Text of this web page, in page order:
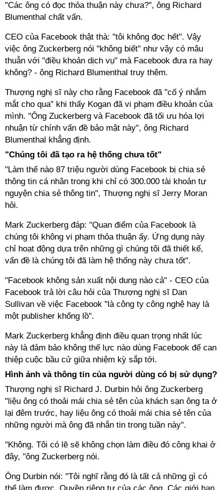
"Các ông có đọc thỏa thuận này chưa?", ông Richard
Blumenthal chất vấn.
CEO của Facebook thật thà: "tôi không đọc hết". Vậy
việc ông Zuckerberg nói "không biết" như vậy có mâu
thuẫn với "điều khoản dịch vụ" mà Facebook đưa ra hay
không? - ông Richard Blumenthal truy thêm.
Thượng nghị sĩ này cho rằng Facebook đã "cố ý nhắm
mắt cho qua" khi thấy Kogan đã vi phạm điều khoản của
mình. "Ông Zuckerberg và Facebook đã tối ưu hóa lợi
nhuận từ chính vấn đề bảo mật này", ông Richard
Blumenthal khẳng định.
"Chúng tôi đã tạo ra hệ thống chưa tốt"
"Làm thế nào 87 triệu người dùng Facebook bị chia sẻ
thông tin cá nhân trong khi chỉ có 300.000 tài khoản tự
nguyện chia sẻ thông tin", Thượng nghị sĩ Jerry Moran
hỏi.
Mark Zuckerberg đáp: "Quan điểm của Facebook là
chúng tôi không vi phạm thỏa thuận ấy. Ứng dụng này
chỉ hoạt động dựa trên những gì chúng tôi đã thiết kế,
vấn đề là chúng tôi đã làm hệ thống này chưa tốt".
"Facebook không sản xuất nội dung nào cả" - CEO của
Facebook trả lời câu hỏi của Thượng nghị sĩ Dan
Sullivan về việc Facebook "là công ty công nghệ hay là
một publisher khổng lồ".
Mark Zuckerberg khẳng định điều quan trọng nhất lúc
này là đảm bảo không thế lực nào dùng Facebook để can
thiệp cuộc bầu cử giữa nhiệm kỳ sắp tới.
Hình ảnh và thông tin của người dùng có bị sử dụng?
Thượng nghị sĩ Richard J. Durbin hỏi ông Zuckerberg
"liệu ông có thoải mái chia sẻ tên của khách sạn ông ta ở
lại đêm trước, hay liệu ông có thoải mái chia sẻ tên của
những người mà ông đã nhắn tin trong tuần này".
"Không. Tôi có lẽ sẽ không chọn làm điều đó công khai ở
đây, "ông Zuckerberg nói.
Ông Durbin nói: "Tôi nghĩ rằng đó là tất cả những gì có